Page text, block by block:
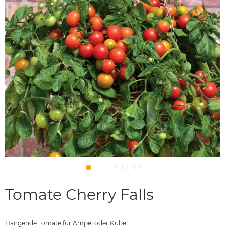
Tomate Cherry Falls
Hängende Tomate für Ampel oder Kübel